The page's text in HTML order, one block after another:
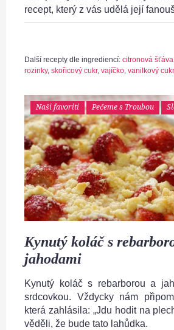
recept, který z vás udělá její
Další recepty dle ingrediencí: citronová šťáva
rozinky, skořicový cukr, vajíčko vanilkový cukr
Naši favoriti Pečeme s Troubou
Kynutý koláč s
jahodami
Kynutý koláč s rebarborou a
srdcovkou. Vždycky nám
která zahlásila: „Jdu hodit na
věděli, že bude tato lahůdka.